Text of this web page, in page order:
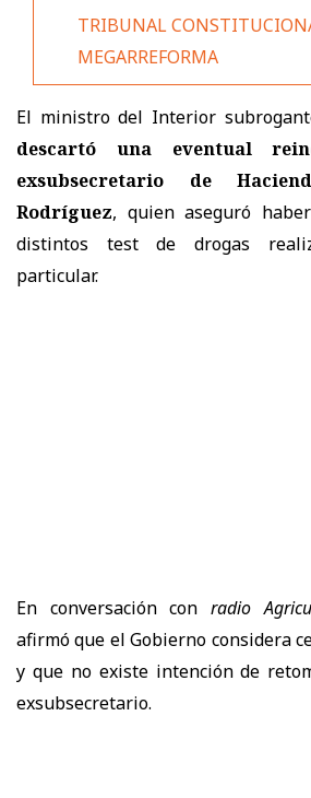
TRIBUNAL
MEGARREFORMA
El ministro del Interior
descartó una eventual
exsubsecretario de
Rodríguez, quien aseguró
distintos test de drogas
particular.
En conversación con radio
afirmó que el Gobierno considera
y que no existe intención de
exsubsecretario.